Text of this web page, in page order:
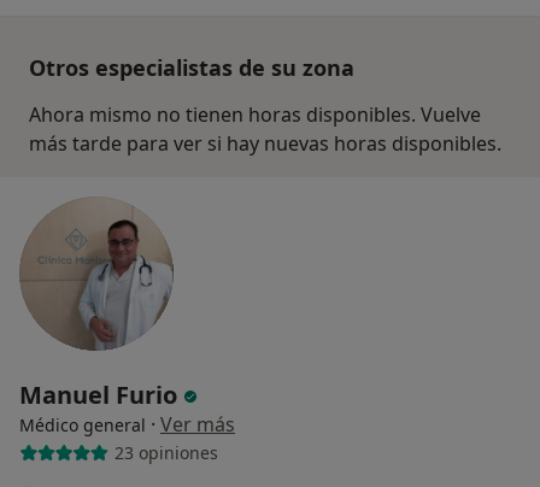
Otros especialistas de su zona
Ahora mismo no tienen horas disponibles. Vuelve
más tarde para ver si hay nuevas horas disponibles.
Manuel Furio
Médico general · Ver más
23 opiniones